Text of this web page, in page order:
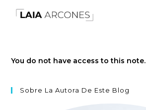
You do not have access to this note.
Sobre La Autora De Este Blog